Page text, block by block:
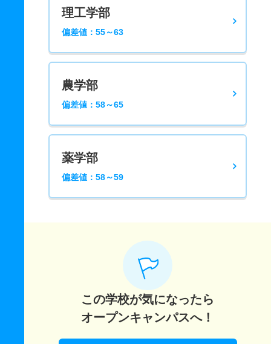
理工学部
偏差値：55～63
農学部
偏差値：58～65
薬学部
偏差値：58～59
この学校が気になったら
オープンキャンパスへ！